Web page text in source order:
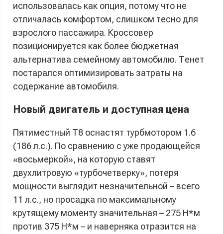
использовалась как опция, потому что не
отличалась комфортом, слишком тесно для
взрослого пассажира. Кроссовер
позиционируется как более бюджетная
альтернатива семейному автомобилю. Тенет
постарался оптимизировать затраты на
содержание автомобиля.
Новый двигатель и доступная цена
Пятиместный T8 оснастят турбмотором 1.6
(186 л.с.). По сравнению с уже продающейся
«восьмеркой», на которую ставят
двухлитровую «турбочетверку», потеря
мощности выглядит незначительной – всего
11 л.с., но просадка по максимальному
крутящему моменту значительная – 275 Н*м
против 375 Н*м – и наверняка отразится на